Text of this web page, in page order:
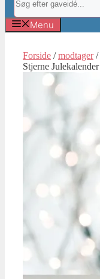
Menu
Forside /modtager/
Stjerne Julekalender